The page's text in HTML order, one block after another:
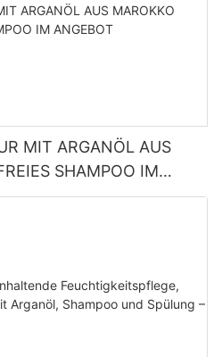
MIT ARGANÖL AUS
SHAMPOO IM